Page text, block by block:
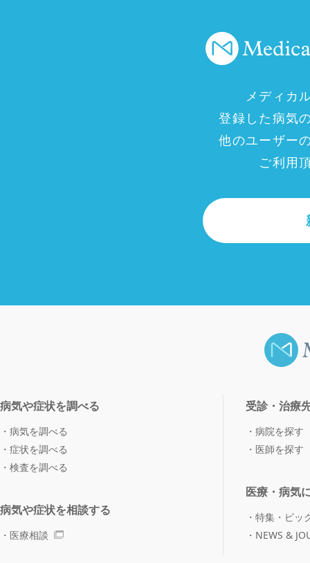
メディカ
登録した病気
他のユーザー
ご利用
病気や症状を調べる
病気を調べる
症状を調べる
検査を調べる
病気や症状を相談する
医療相談
受診・治療
病院を探す
医師を探す
医療・病気
特集・ピッ
NEWS &